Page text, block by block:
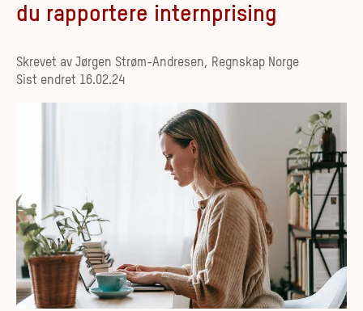
du rapportere internprising
Skrevet av Jørgen Strøm-Andresen, Regnskap Norge
Sist endret 16.02.24